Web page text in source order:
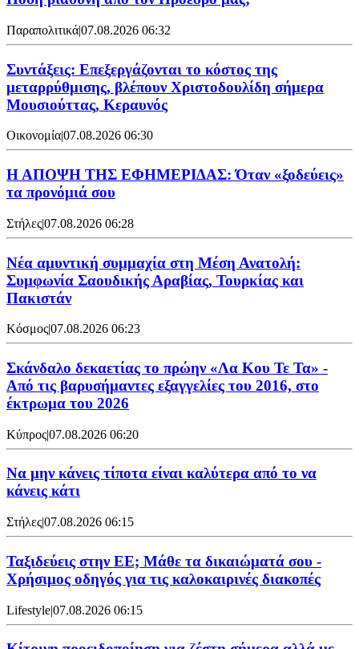
Παραπολιτικά|07.08.2026 06:32
Συντάξεις: Επεξεργάζονται το κόστος της
μεταρρύθμισης, βλέπουν Χριστοδουλίδη σήμερα
Μουσιούττας, Κεραυνός
Οικονομία|07.08.2026 06:30
Η ΑΠΟΨΗ ΤΗΣ ΕΦΗΜΕΡΙΔΑΣ: Όταν «ξοδεύεις»
τα προνόμιά σου
Στήλες|07.08.2026 06:28
Νέα αμυντική συμμαχία στη Μέση Ανατολή:
Συμφωνία Σαουδικής Αραβίας, Τουρκίας και
Πακιστάν
Κόσμος|07.08.2026 06:23
Σκάνδαλο δεκαετίας το πρώην «Λα Κου Τε Τα» -
Από τις βαρυσήμαντες εξαγγελίες του 2016, στο
έκτρωμα του 2026
Κύπρος|07.08.2026 06:20
Να μην κάνεις τίποτα είναι καλύτερα από το να
κάνεις κάτι
Στήλες|07.08.2026 06:15
Ταξιδεύεις στην ΕΕ; Μάθε τα δικαιώματά σου -
Χρήσιμος οδηγός για τις καλοκαιρινές διακοπές
Lifestyle|07.08.2026 06:15